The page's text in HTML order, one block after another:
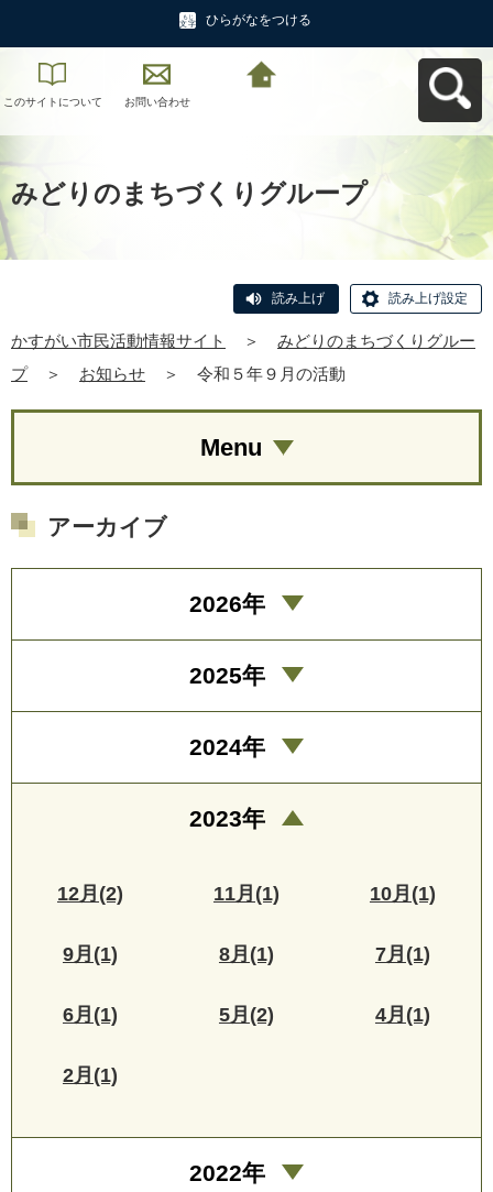
ひらがなをつける
このサイトについて お問い合わせ
みどりのまちづくりグループ
読み上げ 読み上げ設定
かすがい市民活動情報サイト ＞
みどりのまちづくりグルー
プ
＞ お知らせ ＞ 令和５年９月の活動
Menu
アーカイブ
2026年
2025年
2024年
2023年
12月(2) 11月(1) 10月(1)
9月(1) 8月(1) 7月(1)
6月(1) 5月(2) 4月(1)
2月(1)
2022年